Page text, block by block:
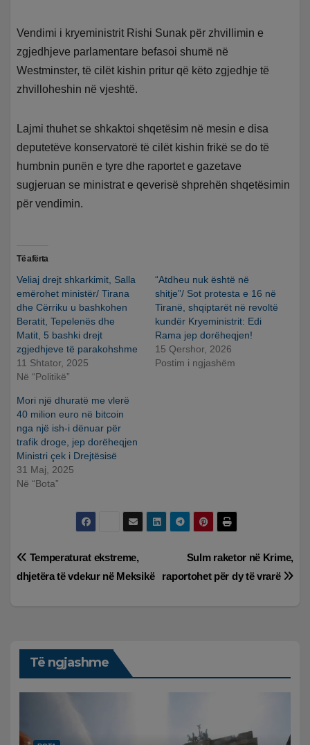
Vendimi i kryeministrit Rishi Sunak për zhvillimin e
zgjedhjeve parlamentare befasoi shumë në
Westminster, të cilët kishin pritur që këto zgjedhje të
zhvilloheshin në vjeshtë.
Lajmi thuhet se shkaktoi shqetësim në mesin e disa
deputetëve konservatorë të cilët kishin frikë se do të
humbnin punën e tyre dhe raportet e gazetave
sugjeruan se ministrat e qeverisë shprehën shqetësimin
për vendimin.
Të afërta
Veliaj drejt shkarkimit, Salla
emërohet ministër/ Tirana
dhe Cërriku u bashkohen
Beratit, Tepelenës dhe
Matit, 5 bashki drejt
zgjedhjeve të parakohshme
11 Shtator, 2025
Në “Politikë”
“Atdheu nuk është në
shitje”/ Sot protesta e 16 në
Tiranë, shqiptarët në revoltë
kundër Kryeministrit: Edi
Rama jep dorëheqjen!
15 Qershor, 2026
Postim i ngjashëm
Mori një dhuratë me vlerë
40 milion euro në bitcoin
nga një ish-i dënuar për
trafik droge, jep dorëheqjen
Ministri çek i Drejtësisë
31 Maj, 2025
Në “Bota”
Lëvizje
te
Sulm raketor në Krime,
raportohet për dy të vrarë
Temperaturat ekstreme,
dhjetëra të vdekur në Meksikë
Të ngjashme